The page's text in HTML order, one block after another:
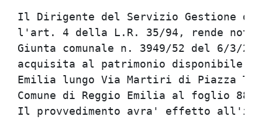
Il Dirigente del Servizio Gestione
l'art. 4 della L.R. 35/94, rende noto
Giunta comunale n. 3949/52 del 6/3/
acquisita al patrimonio disponibile
Emilia lungo Via Martiri di Piazza
Comune di Reggio Emilia al foglio 88,
Il provvedimento avra' effetto